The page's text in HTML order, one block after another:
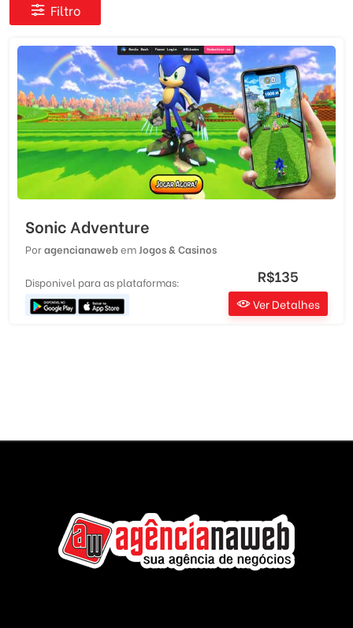
Filtro
Sonic Adventure
Poragencianawebem Jogos & Casinos
Disponivel para as plataformas: R$135
Ver Detalhes